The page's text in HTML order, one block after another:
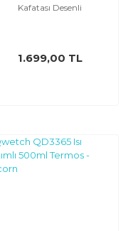
Kafatası Desenli
1.699,00 TL